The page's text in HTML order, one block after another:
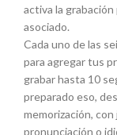
activa la
asociado.
Cada uno de las
para agregar tus
grabar hasta 10
preparado eso,
memorización,
pronunciación o